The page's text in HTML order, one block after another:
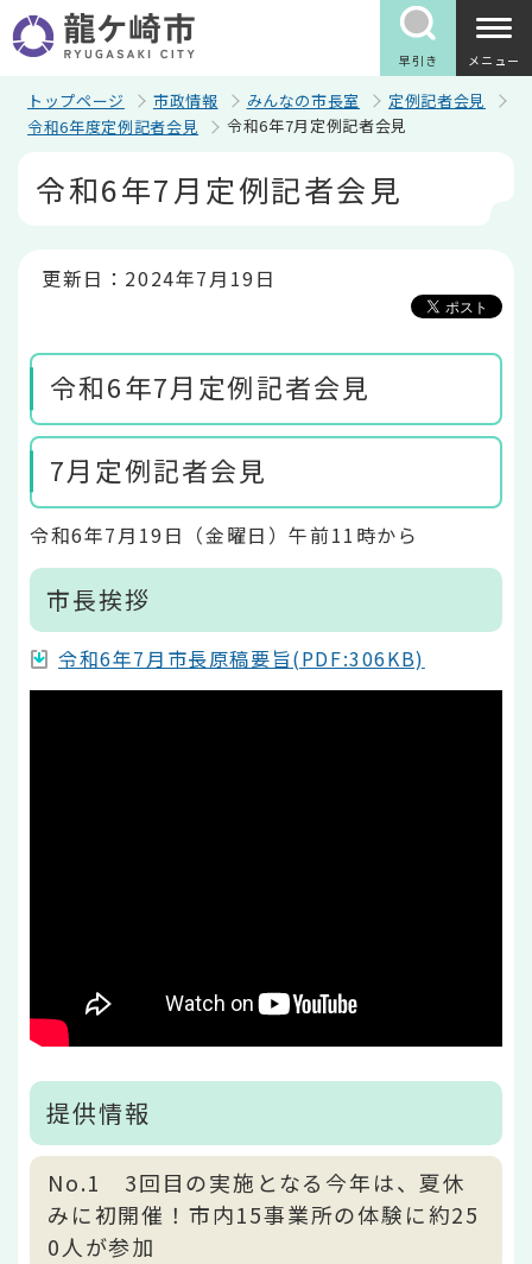
の
ペ
早引き メニュー
トップページ 市政情報 みんなの市長室
定例記者会見
令和6年度定例記者会見
令和6年7月定例記者会見
令和6年7月定例記者会見
更新日：2024年7月19日
令和6年7月定例記者会見
7月定例記者会見
令和6年7月19日（金曜日）午前11時から
市長挨拶
令和6年7月市長原稿要旨(PDF:306KB)
提供情報
No.1 3回目の実施となる今年は、夏休
みに初開催！市内15事業所の体験に約25
0人が参加